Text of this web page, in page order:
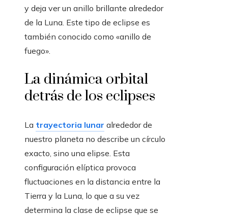
y deja ver un anillo brillante alrededor
de la Luna. Este tipo de eclipse es
también conocido como «anillo de
fuego».
La dinámica orbital
detrás de los eclipses
La trayectoria lunar alrededor de
nuestro planeta no describe un círculo
exacto, sino una elipse. Esta
configuración elíptica provoca
fluctuaciones en la distancia entre la
Tierra y la Luna, lo que a su vez
determina la clase de eclipse que se